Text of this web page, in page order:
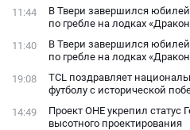
11:44
В Твери завершился
по гребле на лодках
11:40
В Твери завершился
по гребле на лодках
19:08
TCL поздравляет
футболу с исторической
14:49
Проект ОНЕ укрепил статус
высотного проектирования